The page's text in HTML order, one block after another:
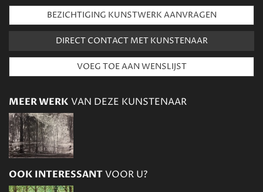
BEZICHTIGING KUNSTWERK AANVRAGEN
DIRECT CONTACT MET KUNSTENAAR
MEER WERK VAN DEZE KUNSTENAAR
OOK INTERESSANTVOOR U?